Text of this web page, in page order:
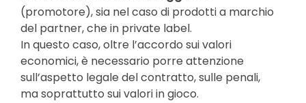
(promotore), sia nel caso di prodotti a marchio
del partner, che in private label.
In questo caso, oltre l’accordo sui valori
economici, è necessario porre attenzione
sull’aspetto legale del contratto, sulle penali,
ma soprattutto sui valori in gioco.